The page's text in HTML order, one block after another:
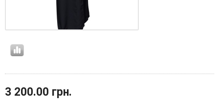
3 200.00 грн.